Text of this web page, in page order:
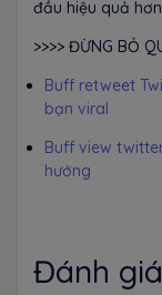
đầu hiệu quả
>>>> ĐỪNG BỎ
Buff retweet
bạn viral
Buff view
hướng
Đánh giá